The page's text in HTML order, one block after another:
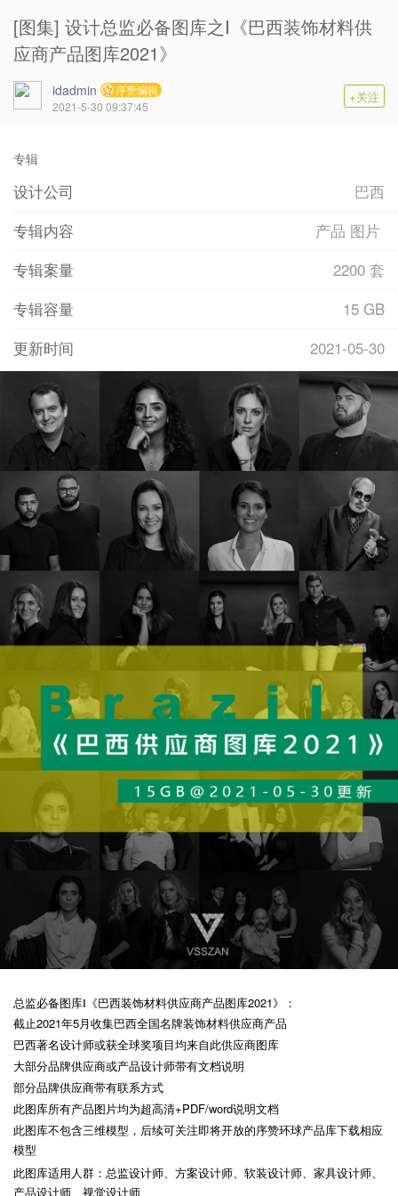
[图集] 设计总监必备图库之Ⅰ《巴西装饰材料供
应商产品图库2021》
idadmin
序赞编辑
2021-5-30 09:37:45
+关注
专辑
设计公司
巴西
专辑内容
产品 图片
专辑案量
2200 套
专辑容量
15 GB
更新时间
2021-05-30
总监必备图库Ⅰ《巴西装饰材料供应商产品图库2021》：
截止2021年5月收集巴西全国名牌装饰材料供应商产品
巴西著名设计师或获全球奖项目均来自此供应商图库
大部分品牌供应商或产品设计师带有文档说明
部分品牌供应商带有联系方式
此图库所有产品图片均为超高清+PDF/word说明文档
此图库不包含三维模型，后续可关注即将开放的序赞环球产品库下载相应
模型
此图库适用人群：总监设计师、方案设计师、软装设计师、家具设计师、